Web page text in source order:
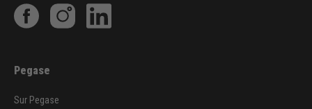
Pegase
Sur Pegase